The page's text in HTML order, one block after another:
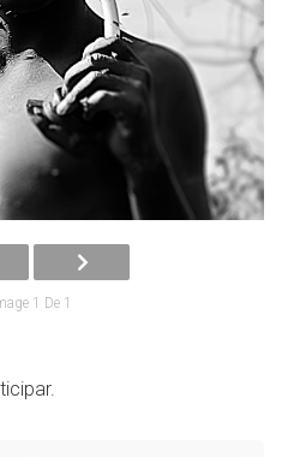
1 De 1